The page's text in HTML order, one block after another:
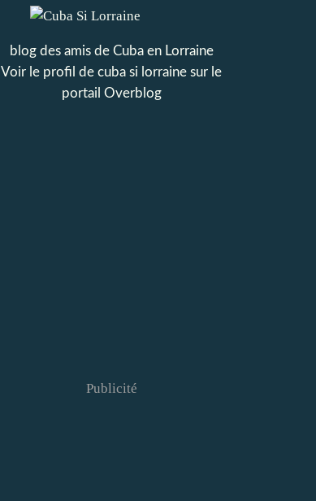
blog des amis de Cuba en Lorraine
Voir le profil de cuba si lorraine sur le
portail Overblog
Publicité